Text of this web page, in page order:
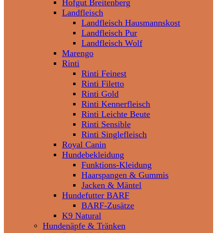
Hofgut Breitenberg
Landfleisch
Landfleisch Hausmannskost
Landfleisch Pur
Landfleisch Wolf
Marengo
Rinti
Rinti Feinest
Rinti Filetto
Rinti Gold
Rinti Kennerfleisch
Rinti Leichte Beute
Rinti Sensible
Rinti Singlefleisch
Royal Canin
Hundebekleidung
Funktions-Kleidung
Haarspangen & Gummis
Jacken & Mäntel
Hundefutter BARF
BARF-Zusätze
K9 Natural
Hundenäpfe & Tränken